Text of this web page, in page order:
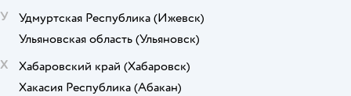
У
Удмуртская Республика (Ижевск)
Ульяновская область (Ульяновск)
Х
Хабаровский край (Хабаровск)
Хакасия Республика (Абакан)